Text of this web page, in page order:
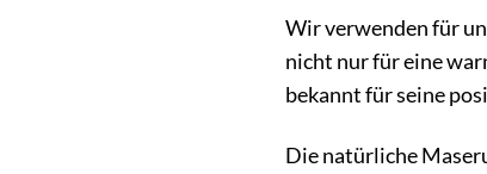
Wir verwenden für
nicht nur für eine
bekannt für seine
Die natürliche